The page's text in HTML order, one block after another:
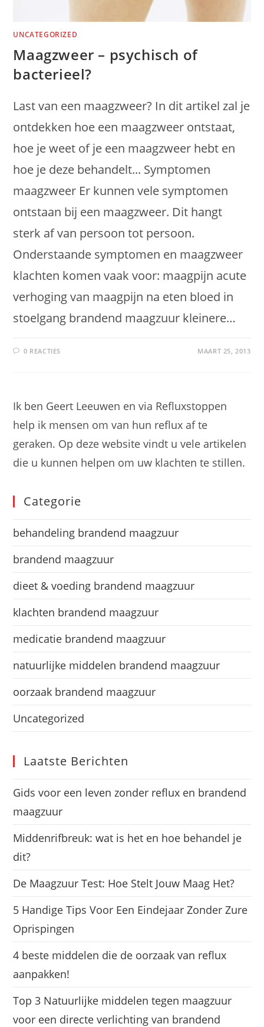
UNCATEGORIZED
Maagzweer – psychisch of
bacterieel?
Last van een maagzweer? In dit artikel zal je
ontdekken hoe een maagzweer ontstaat,
hoe je weet of je een maagzweer hebt en
hoe je deze behandelt... Symptomen
maagzweer Er kunnen vele symptomen
ontstaan bij een maagzweer. Dit hangt
sterk af van persoon tot persoon.
Onderstaande symptomen en maagzweer
klachten komen vaak voor: maagpijn acute
verhoging van maagpijn na eten bloed in
stoelgang brandend maagzuur kleinere…
0 REACTIES MAART 25, 2013
Ik ben Geert Leeuwen en via Refluxstoppen
help ik mensen om van hun reflux af te
geraken. Op deze website vindt u vele artikelen
die u kunnen helpen om uw klachten te stillen.
Categorie
behandeling brandend maagzuur
brandend maagzuur
dieet & voeding brandend maagzuur
klachten brandend maagzuur
medicatie brandend maagzuur
natuurlijke middelen brandend maagzuur
oorzaak brandend maagzuur
Uncategorized
Laatste Berichten
Gids voor een leven zonder reflux en brandend
maagzuur
Middenrifbreuk: wat is het en hoe behandel je
dit?
De Maagzuur Test: Hoe Stelt Jouw Maag Het?
5 Handige Tips Voor Een Eindejaar Zonder Zure
Oprispingen
4 beste middelen die de oorzaak van reflux
aanpakken!
Top 3 Natuurlijke middelen tegen maagzuur
voor een directe verlichting van brandend